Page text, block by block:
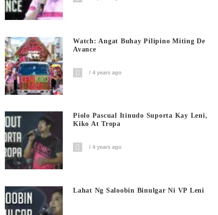
Watch: Angat Buhay Pilipino Miting De
Avance
4 years ago
Piolo Pascual Itinudo Suporta Kay Leni,
Kiko At Tropa
4 years ago
Lahat Ng Saloobin Binulgar Ni VP Leni